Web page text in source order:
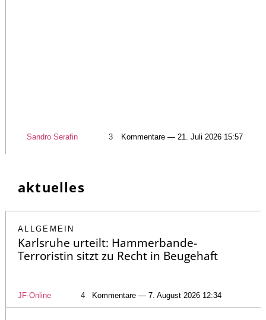
Sandro Serafin 3 Kommentare — 21. Juli 2026 15:57
aktuelles
ALLGEMEIN
Karlsruhe urteilt: Hammerbande-
Terroristin sitzt zu Recht in Beugehaft
JF-Online 4 Kommentare — 7. August 2026 12:34